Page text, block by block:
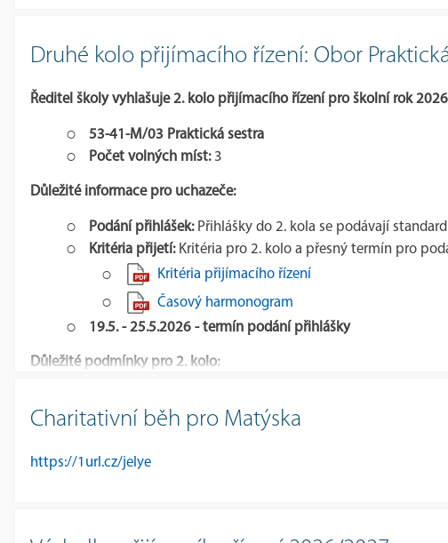
Druhé kolo přijímacího řízení: Obor
Ředitel školy vyhlašuje2. kolo přijímacího řízenípro školní rok
53-41-M/03 Praktická sestra
Počet volných míst:3
Důležité informace pro uchazeče:
Podání přihlášek:Přihlášky do 2. kola se podávají
Kritéria přijetí:Kritéria pro 2. kolo a přesný termín pro
Kritéria přijímacího řízení
Časový harmonogram
19.5. - 25.5.2026 - termín podání přihlášky
Důležité podmínky pro 2. kolo:
Výsledky jednotné přijímací zkoušky (JPZ) z 1. kola se do
Charitativní běh pro Matýska
https://1url.cz/jelye